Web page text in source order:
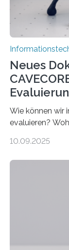
rücken dabei
Neues
Wie können wir
evaluieren?
sich
koordiniert
über einen
Promovierende
kognitiven
die mittels
Informationen
10.09.2025